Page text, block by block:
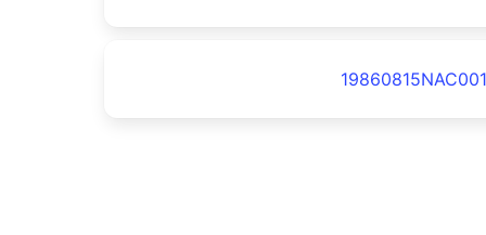
19860815NAC001